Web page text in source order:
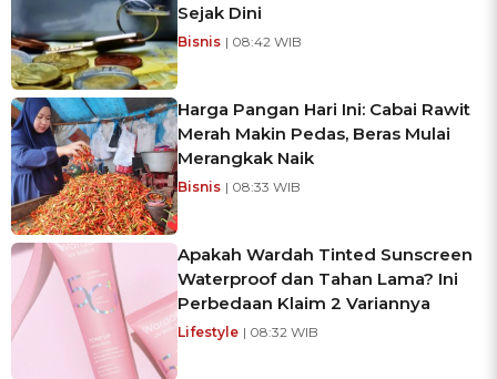
Sejak Dini
Bisnis | 08:42 WIB
Harga Pangan Hari Ini: Cabai Rawit
Merah Makin Pedas, Beras Mulai
Merangkak Naik
Bisnis | 08:33 WIB
Apakah Wardah Tinted Sunscreen
Waterproof dan Tahan Lama? Ini
Perbedaan Klaim 2 Variannya
Lifestyle | 08:32 WIB